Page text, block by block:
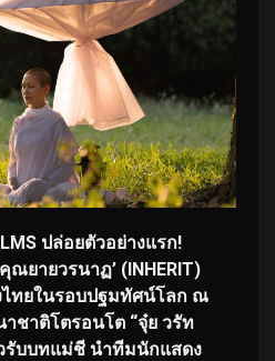
ปล่อยตัวอย่างแรก!
ยายวรนาฏ’ (INHERIT)
ไทยในรอบปฐมทัศน์โลก ณ
ชาติโตรอนโต “จุ๋ย วรัท
รับบทแม่ชี นำทีมนักแสดง